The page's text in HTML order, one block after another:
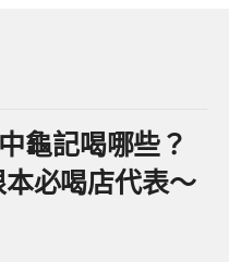
龜記喝哪些？
必喝店代表～